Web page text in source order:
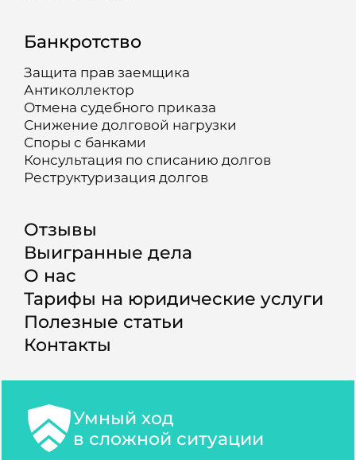
Банкротство
Защита прав заемщика
Антиколлектор
Отмена судебного приказа
Снижение долговой нагрузки
Споры с банками
Консультация по списанию долгов
Реструктуризация долгов
Отзывы
Выигранные дела
О нас
Тарифы на юридические услуги
Полезные статьи
Контакты
Умный ход
в сложной ситуации